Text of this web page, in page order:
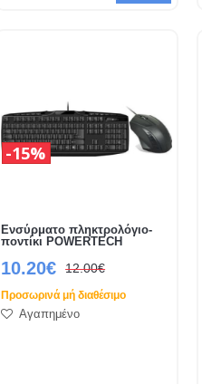
Ενσύρματο πληκτρολόγιο-
ποντίκι POWERTECH
10.20€ 12.00€
15%
Προσωρινά μή διαθέσιμο
Αγαπημένο